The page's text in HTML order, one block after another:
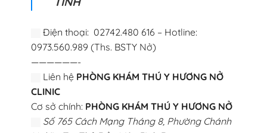
Điện thoại: 02742.480 616 – Hotline:
0973.560.989 (Ths. BSTY Nở)
——————-
Liên hệ PHÒNG KHÁM THÚ Y HƯƠNG NỞ
CLINIC
Cơ sở chính: PHÒNG KHÁM THÚ Y HƯƠNG NỞ
Số 765 Cách Mạng Tháng 8, Phường Chánh